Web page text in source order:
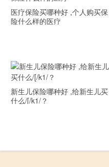
医疗保险买哪种好 ,个人购买保
险什么样的医疗
新生儿保险哪种好 ,给新生儿买
什么/[/k1/？